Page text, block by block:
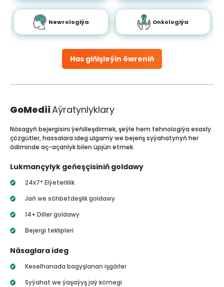
Has giňişleýin öwreniň
Newrologiýa Onkologiýa
GoMediiAýratynlyklary
Näsagyň bejergisini ýeňilleşdirmek, şeýle hem tehnologiýa esasly
çözgütler, hassalara ideg ulgamy we bejeriş syýahatynyň her
ädiminde aç-açanlyk bilen üpjün etmek.
Lukmançylyk geňeşçisiniň goldawy
24x7* Elýeterlilik
Jaň we söhbetdeşlik goldawy
14+ Diller goldawy
Bejergi teklipleri
Näsaglara ideg
Keselhanada bagyşlanan işgärler
Syýahat we ýaşaýyş jaý kömegi